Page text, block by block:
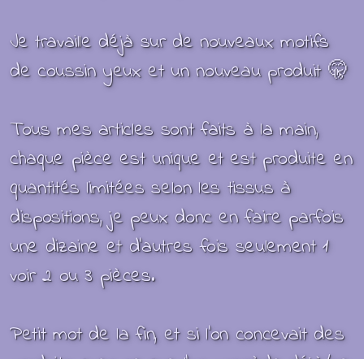
Je travaille déjà sur de nouveaux motifs
de coussin yeux et un nouveau produit 🤫
Tous mes articles sont faits à la main,
chaque pièce est unique et est produite en
quantités limitées selon les tissus à
dispositions, je peux donc en faire parfois
une dizaine et d'autres fois seulement 1
voir 2 ou 3 pièces.
Petit mot de la fin, et si l'on concevait des